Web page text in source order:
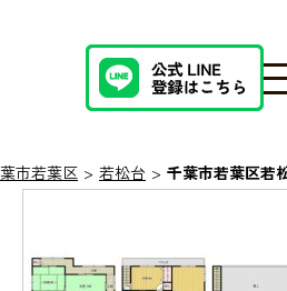
市若葉区 若松台 千葉市若葉区若